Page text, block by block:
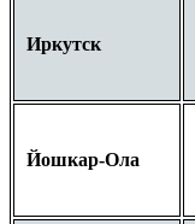
Иркутск
Йошкар-Ола